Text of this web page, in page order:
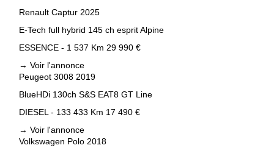
Renault Captur 2025
E-Tech full hybrid 145 ch esprit Alpine
ESSENCE - 1 537 Km 29 990 €
→ Voir l'annonce
Peugeot 3008 2019
BlueHDi 130ch S&S EAT8 GT Line
DIESEL - 133 433 Km 17 490 €
→ Voir l'annonce
Volkswagen Polo 2018